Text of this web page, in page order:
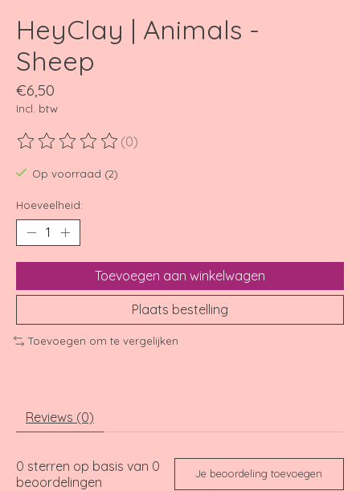
HeyClay | Animals -
Sheep
€6,50
Incl. btw
De beoordeling van dit product is
(0)
Op voorraad (2)
Hoeveelheid:
Toevoegen aan winkelwagen
Plaats bestelling
Toevoegen om te vergelijken
Reviews (0)
0 sterren op basis van 0
beoordelingen
Je beoordeling toevoegen